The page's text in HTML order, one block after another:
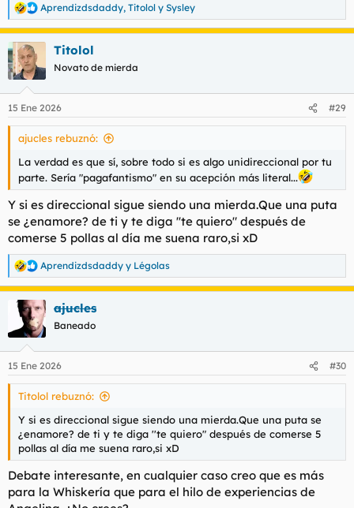
R
e
a
c
c
i
e
s
Aprendizdsdaddy, Titolol y Sysley
Titolol
Novato de mierda
15 Ene 2026 #29
ajucles rebuznó:
La verdad es que sí, sobre todo si es algo unidireccional por tu
parte. Sería "pagafantismo" en su acepción más literal...
Y si es direccional sigue siendo una mierda.Que una puta
se ¿enamore? de ti y te diga ''te quiero" después de
comerse 5 pollas al día me suena raro,si xD
R
e
a
c
i
e
s
Aprendizdsdaddy y Légolas
ajucles
Baneado
15 Ene 2026 #30
Titolol rebuznó:
Y si es direccional sigue siendo una mierda.Que una puta se
¿enamore? de ti y te diga ''te quiero" después de comerse 5
pollas al día me suena raro,si xD
Debate interesante, en cualquier caso creo que es más
para la Whiskería que para el hilo de experiencias de